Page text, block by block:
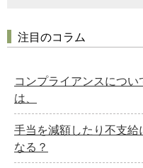
注目のコラム
コンプライアンスにつ
は、
手当を減額したり不支
なる？